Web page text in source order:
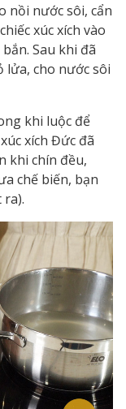
nồi nước sôi, cẩn
xúc xích vào
Sau khi đã
lửa, cho nước sôi
khi luộc để
xích Đức đã
khi chín đều,
chế biến, bạn